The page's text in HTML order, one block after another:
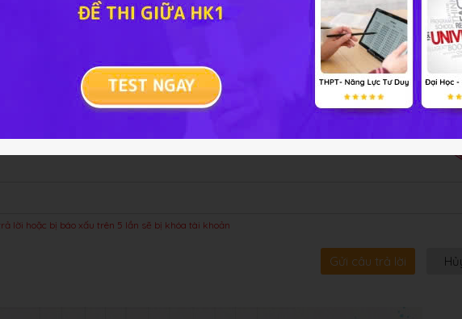
câu trả lời
gấp bội!
lời hoặc bị báo xấu trên 5 lần sẽ bị khóa tài khoản
Gửi câu trả lời